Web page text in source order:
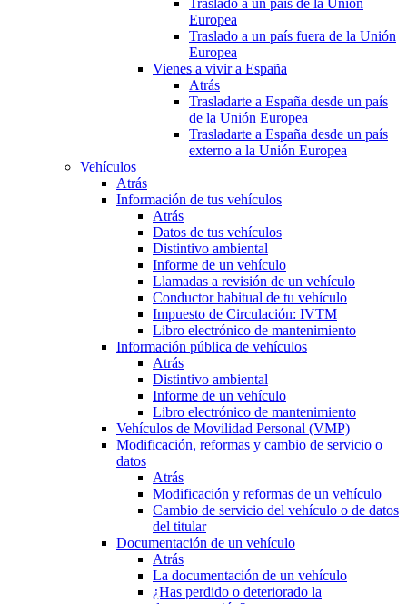
Traslado a un país de la Unión
Europea
Traslado a un país fuera de la Unión
Europea
Vienes a vivir a España
Atrás
Trasladarte a España desde un país
de la Unión Europea
Trasladarte a España desde un país
externo a la Unión Europea
Vehículos
Atrás
Información de tus vehículos
Atrás
Datos de tus vehículos
Distintivo ambiental
Informe de un vehículo
Llamadas a revisión de un vehículo
Conductor habitual de tu vehículo
Impuesto de Circulación: IVTM
Libro electrónico de mantenimiento
Información pública de vehículos
Atrás
Distintivo ambiental
Informe de un vehículo
Libro electrónico de mantenimiento
Vehículos de Movilidad Personal (VMP)
Modificación, reformas y cambio de servicio o
datos
Atrás
Modificación y reformas de un vehículo
Cambio de servicio del vehículo o de datos
del titular
Documentación de un vehículo
Atrás
La documentación de un vehículo
¿Has perdido o deteriorado la